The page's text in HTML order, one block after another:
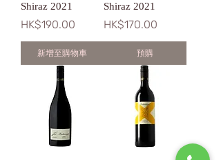
Shiraz 2021
價格
HK$190.00
新增至購物車
Shiraz 2021
價格
HK$170.00
預購